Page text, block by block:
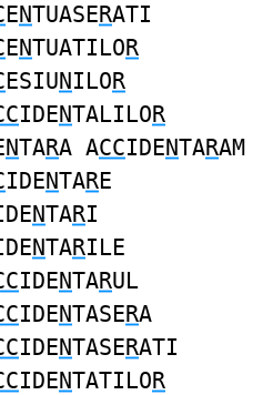
ENTUASERATI
ENTUATILOR
ESIUNILOR
IDENTALILOR
NTARA ACCIDENTARAM
IDENTARE
NTARI
NTARILE
IDENTARUL
IDENTASERA
IDENTASERATI
IDENTATILOR